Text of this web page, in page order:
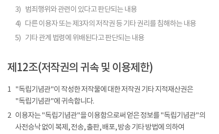
3)
범죄행위와 관련이 있다고 판단되는 내용
4) 다른 이용자 또는 제3자의 저작권 등 기타 권리를 침해하는 내용
5) 기타 관계 법령에 위배된다고 판단되는 내용
제12조(저작권의 귀속 및 이용제한)
1 "독립기념관"이 작성한 저작물에 대한 저작권 기타 지적재산권은
"독립기념관"에 귀속합니다.
2 이용자는 "독립기념관"을 이용함으로써 얻은 정보를 "독립기념관"의
사전승낙 없이 복제, 전송, 출판, 배포, 방송 기타 방법에 의하여